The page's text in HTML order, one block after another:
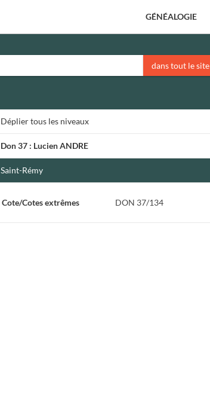
GÉNÉALOGIE
dans tout le site
Dépliertous les niveaux
Don 37 : Lucien ANDRE
Saint-Rémy
Cote/Cotes extrêmes DON 37/134